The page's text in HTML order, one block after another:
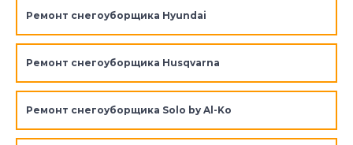
Ремонт снегоуборщика Hyundai
Ремонт снегоуборщика Husqvarna
Ремонт снегоуборщика Solo by Al-Ko